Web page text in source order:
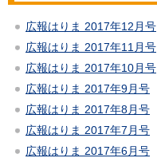
広報はりま 2017年12月号
広報はりま 2017年11月号
広報はりま 2017年10月号
広報はりま 2017年9月号
広報はりま 2017年8月号
広報はりま 2017年7月号
広報はりま 2017年6月号